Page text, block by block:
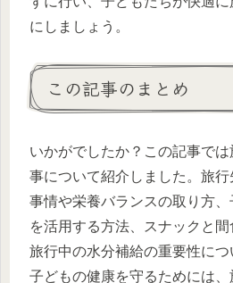
にしましょう。
この記事のまとめ
いかがでしたか？この記事で
事について紹介しました。旅
事情や栄養バランスの取り方
を活用する方法、スナックと
旅行中の水分補給の重要性につ
子どもの健康を守るためには